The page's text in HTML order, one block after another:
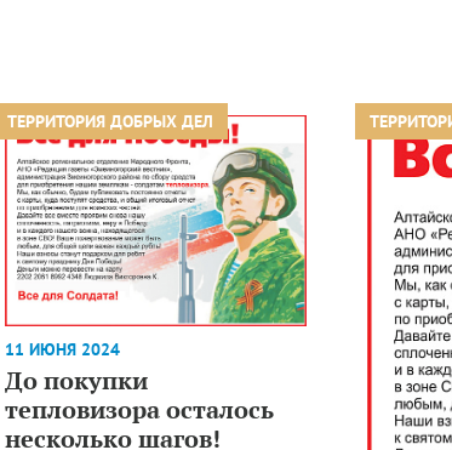
ТЕРРИТОРИЯ ДОБРЫХ ДЕЛ
11 ИЮНЯ 2024
До покупки
тепловизора осталось
несколько шагов!